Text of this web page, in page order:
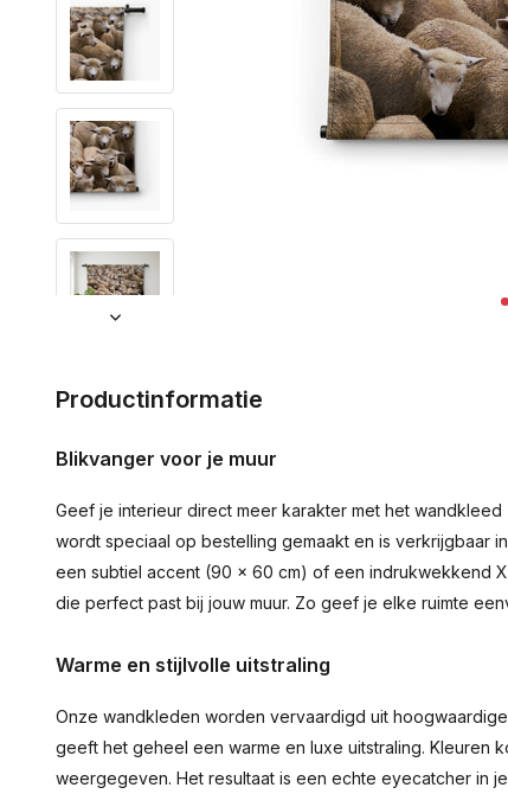
Productinformatie
Blikvanger voor je muur
Geef je interieur direct meer karakter met het wandkleed
wordt speciaal op bestelling gemaakt en is verkrijgbaar in
een subtiel accent (90 × 60 cm) of een indrukwekkend
die perfect past bij jouw muur. Zo geef je elke ruimte
Warme en stijlvolle uitstraling
Onze wandkleden worden vervaardigd uit
geeft het geheel een warme en luxe uitstraling. Kleuren
weergegeven. Het resultaat is een echte eyecatcher in